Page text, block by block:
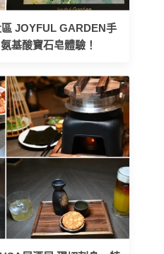
JOYFUL GARDEN手
基酸寶石皂體驗！